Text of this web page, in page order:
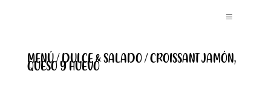
MENÚ / DULCE & SALADO / CROISSANT JAMÓN,
QUESO Y HUEVO